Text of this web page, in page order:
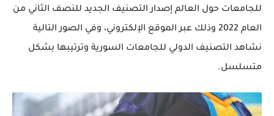
للجامعات حول العالم إصدار التصنيف الجديد للنصف الثاني من
العام 2022 وذلك عبر الموقع الإلكتروني، وفي الصور التالية
نشاهد التصنيف الدولي للجامعات السورية وترتيبها بشكل
متسلسل.